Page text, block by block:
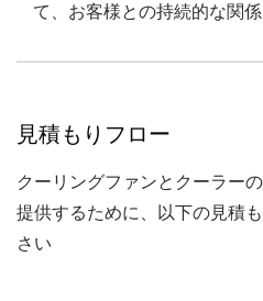
て、お客様との持続的な関
見積もりフロー
クーリングファンとクーラー
提供するために、以下の見積
さい